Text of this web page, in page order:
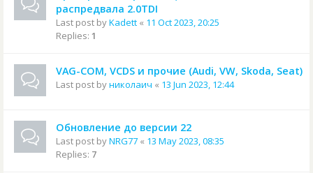
распредвала 2.0TDI
Last post byKadett « 11 Oct 2023, 20:25
Replies: 1
VAG-COM, VCDS и прочие (Audi, VW, Skoda, Seat)
Last post byниколаич « 13 Jun 2023, 12:44
Обновление до версии 22
Last post byNRG77 « 13 May 2023, 08:35
Replies: 7